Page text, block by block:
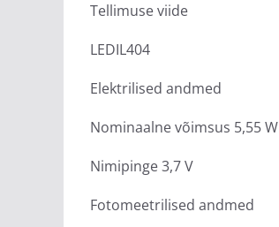
Tellimuse viide
LEDIL404
Elektrilised andmed
Nominaalne võimsus 5,55 W
Nimipinge 3,7 V
Fotomeetrilised andmed